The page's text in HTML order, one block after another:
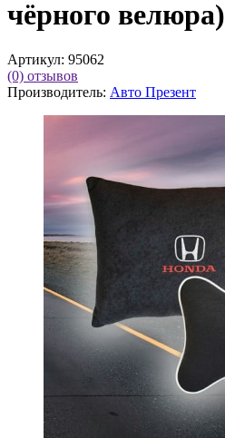
чёрного велюра)
Артикул: 95062
(0) отзывов
Производитель: Авто Презент